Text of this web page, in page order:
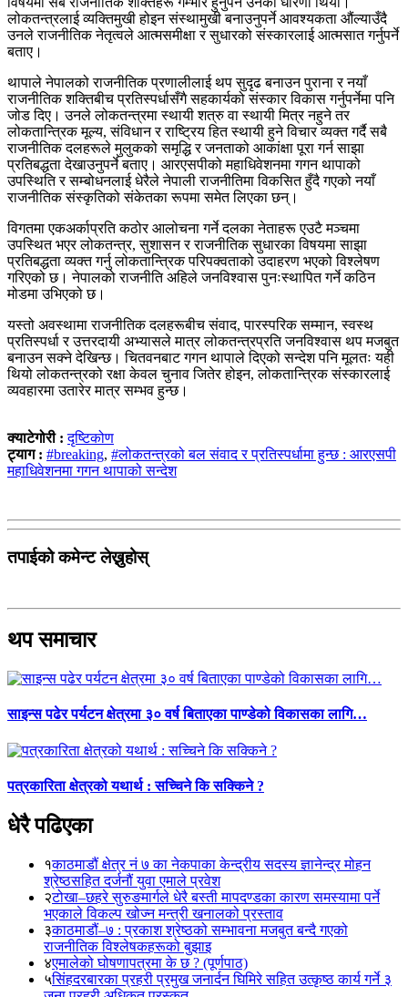
लोकतन्त्रलाई व्यक्तिमुखी होइन संस्थामुखी बनाउनुपर्ने आवश्यकता औंल्याउँदै
उनले राजनीतिक नेतृत्वले आत्मसमीक्षा र सुधारको संस्कारलाई आत्मसात गर्नुपर्ने
बताए।
थापाले नेपालको राजनीतिक प्रणालीलाई थप सुदृढ बनाउन पुराना र नयाँ
राजनीतिक शक्तिबीच प्रतिस्पर्धासँगै सहकार्यको संस्कार विकास गर्नुपर्नेमा पनि
जोड दिए। उनले लोकतन्त्रमा स्थायी शत्रु वा स्थायी मित्र नहुने तर
लोकतान्त्रिक मूल्य, संविधान र राष्ट्रिय हित स्थायी हुने विचार व्यक्त गर्दै सबै
राजनीतिक दलहरूले मुलुकको समृद्धि र जनताको आकांक्षा पूरा गर्न साझा
प्रतिबद्धता देखाउनुपर्ने बताए। आरएसपीको महाधिवेशनमा गगन थापाको
उपस्थिति र सम्बोधनलाई धेरैले नेपाली राजनीतिमा विकसित हुँदै गएको नयाँ
राजनीतिक संस्कृतिको संकेतका रूपमा समेत लिएका छन्।
विगतमा एकअर्काप्रति कठोर आलोचना गर्ने दलका नेताहरू एउटै मञ्चमा
उपस्थित भएर लोकतन्त्र, सुशासन र राजनीतिक सुधारका विषयमा साझा
प्रतिबद्धता व्यक्त गर्नु लोकतान्त्रिक परिपक्वताको उदाहरण भएको विश्लेषण
गरिएको छ। नेपालको राजनीति अहिले जनविश्वास पुनःस्थापित गर्ने कठिन
मोडमा उभिएको छ।
यस्तो अवस्थामा राजनीतिक दलहरूबीच संवाद, पारस्परिक सम्मान, स्वस्थ
प्रतिस्पर्धा र उत्तरदायी अभ्यासले मात्र लोकतन्त्रप्रति जनविश्वास थप मजबुत
बनाउन सक्ने देखिन्छ। चितवनबाट गगन थापाले दिएको सन्देश पनि मूलतः यही
थियो लोकतन्त्रको रक्षा केवल चुनाव जितेर होइन, लोकतान्त्रिक संस्कारलाई
व्यवहारमा उतारेर मात्र सम्भव हुन्छ।
क्याटेगोरी :दृष्टिकोण
ट्याग : #breaking, #लोकतन्त्रको बल संवाद र प्रतिस्पर्धामा हुन्छ : आरएसपी
महाधिवेशनमा गगन थापाको सन्देश
तपाईको कमेन्ट लेख्नुहोस्
थप समाचार
साइन्स पढेर पर्यटन क्षेत्रमा ३० वर्ष बिताएका पाण्डेको विकासका लागि…
पत्रकारिता क्षेत्रको यथार्थ : सच्चिने कि सक्किने ?
धेरै पढिएका
१काठमाडौं क्षेत्र नं ७ का नेकपाका केन्द्रीय सदस्य ज्ञानेन्द्र मोहन
श्रेष्ठसहित दर्जनौं युवा एमाले प्रवेश
२टोखा–छहरे सुरुङमार्गले धेरै बस्ती मापदण्डका कारण समस्यामा पर्ने
भएकाले विकल्प खोज्न मन्त्री खनालको प्रस्ताव
३काठमाडौं–७ : प्रकाश श्रेष्ठको सम्भावना मजबुत बन्दै गएको
राजनीतिक विश्लेषकहरूको बुझाइ
४एमालेको घोषणापत्रमा के छ ? (पूर्णपाठ)
५सिंहदरबारका प्रहरी प्रमुख जनार्दन घिमिरे सहित उत्कृष्ठ कार्य गर्ने ३